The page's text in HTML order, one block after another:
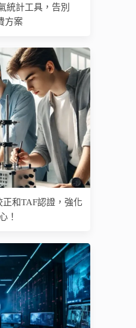
統計工具，告別
方案
和TAF認證，強化
！